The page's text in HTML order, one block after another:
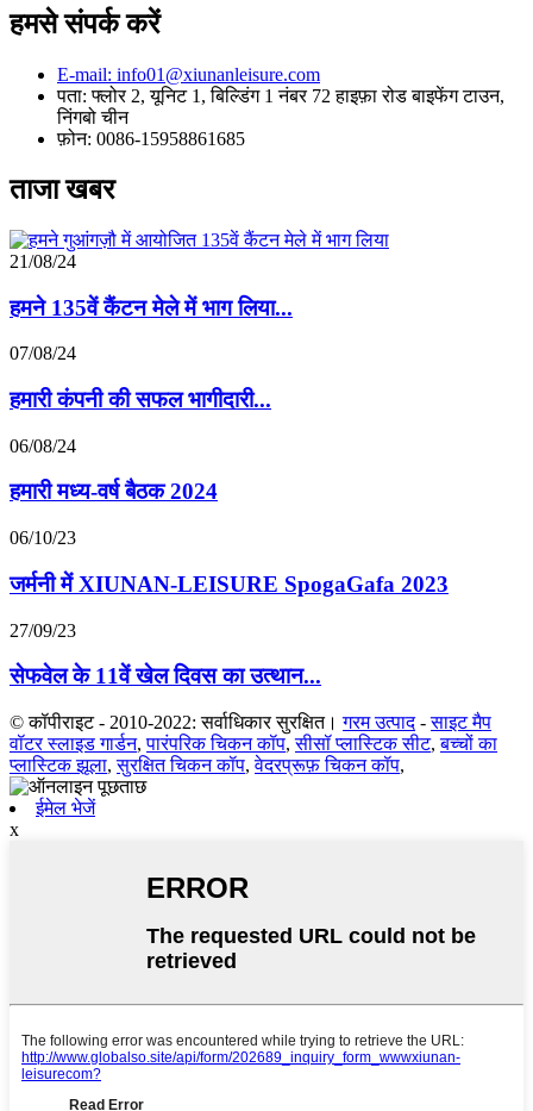
हमसे संपर्क करें
E-mail: info01@xiunanleisure.com
पता: फ्लोर 2, यूनिट 1, बिल्डिंग 1 नंबर 72 हाइफ़ा रोड बाइफेंग टाउन,
निंगबो चीन
फ़ोन: 0086-15958861685
ताजा खबर
21/08/24
हमने 135वें कैंटन मेले में भाग लिया...
07/08/24
हमारी कंपनी की सफल भागीदारी...
06/08/24
हमारी मध्य-वर्ष बैठक 2024
06/10/23
जर्मनी में XIUNAN-LEISURE SpogaGafa 2023
27/09/23
सेफवेल के 11वें खेल दिवस का उत्थान...
© कॉपीराइट - 2010-2022: सर्वाधिकार सुरक्षित। गरम उत्पाद-साइट मैप
वॉटर स्लाइड गार्डन,पारंपरिक चिकन कॉप,सीसॉ प्लास्टिक सीट,बच्चों का
प्लास्टिक झूला,सुरक्षित चिकन कॉप,वेदरप्रूफ़ चिकन कॉप,
ईमेल भेजें
x